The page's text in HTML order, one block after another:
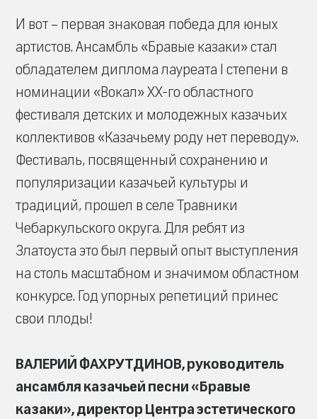
И вот – первая знаковая победа для юных
артистов. Ансамбль «Бравые казаки» стал
обладателем диплома лауреата I степени в
номинации «Вокал» XX-го областного
фестиваля детских и молодежных казачьих
коллективов «Казачьему роду нет переводу».
Фестиваль, посвященный сохранению и
популяризации казачьей культуры и
традиций, прошел в селе Травники
Чебаркульского округа. Для ребят из
Златоуста это был первый опыт выступления
на столь масштабном и значимом областном
конкурсе. Год упорных репетиций принес
свои плоды!
ВАЛЕРИЙ ФАХРУТДИНОВ, руководитель
ансамбля казачьей песни «Бравые
казаки», директор Центра эстетического